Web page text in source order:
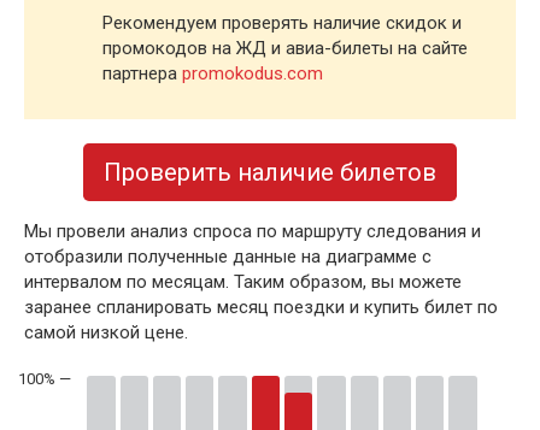
Рекомендуем проверять наличие скидок и
промокодов на ЖД и авиа-билеты на сайте
партнера promokodus.com
Проверить наличие билетов
Мы провели анализ спроса по маршруту следования и
отобразили полученные данные на диаграмме с
интервалом по месяцам. Таким образом, вы можете
заранее спланировать месяц поездки и купить билет по
самой низкой цене.